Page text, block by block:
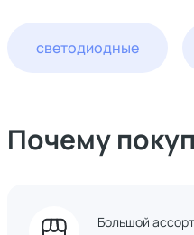
светодиодные
Почему
Большой